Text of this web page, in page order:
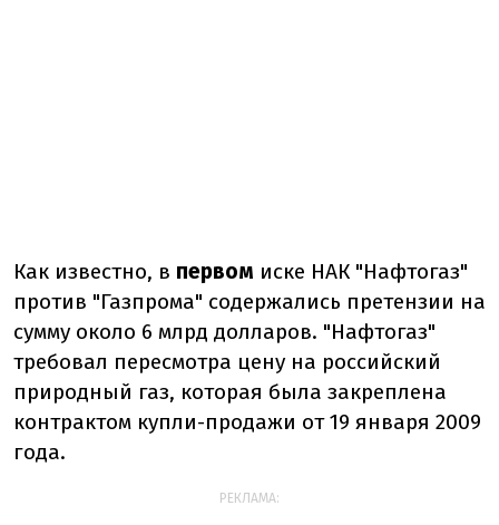
Как известно, в первом иске НАК "Нафтогаз"
против "Газпрома" содержались претензии на
сумму около 6 млрд долларов. "Нафтогаз"
требовал пересмотра цену на российский
природный газ, которая была закреплена
контрактом купли-продажи от 19 января 2009
года.
РЕКЛАМА: